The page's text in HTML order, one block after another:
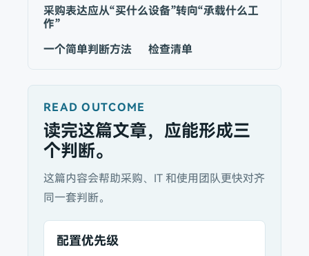
采购表达应从“买什么设备”转向“承载什么工
作”
一个简单判断方法
检查清单
READ OUTCOME
读完这篇文章，应能形成三
个判断。
这篇内容会帮助采购、IT 和使用团队更快对齐
同一套判断。
配置优先级